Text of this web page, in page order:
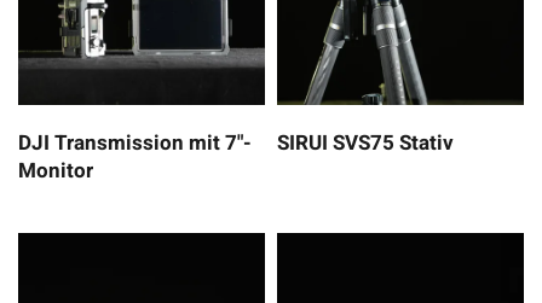
DJI Transmission mit 7"-
Monitor
SIRUI SVS75 Stativ